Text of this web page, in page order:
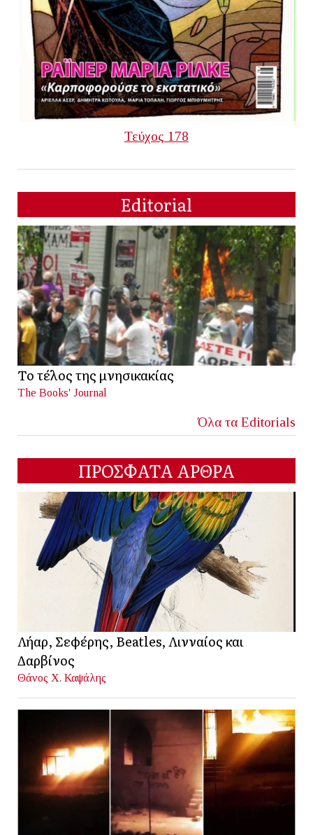
Τεύχος 178
Editorial
Το τέλος της μνησικακίας
The Books' Journal
Όλα τα Editorials
ΠΡΟΣΦΑΤΑ ΑΡΘΡΑ
Λήαρ, Σεφέρης, Beatles, Λινναίος και
Δαρβίνος
Θάνος Χ. Καψάλης